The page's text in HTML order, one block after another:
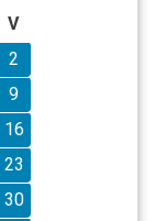
V
2
9
16
23
30